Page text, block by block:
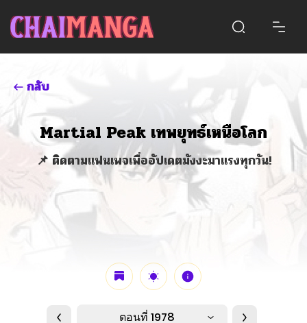
กลับ
Martial Peak เทพยุทธ์เหนือโลก
📌 ติดตามแฟนเพจเพื่ออัปเดตมังงะมาแรงทุกวัน!
ตอนที่ 1978